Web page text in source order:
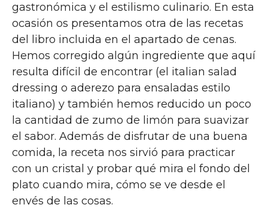
gastronómica y el estilismo culinario. En esta
ocasión os presentamos otra de las recetas
del libro incluida en el apartado de cenas.
Hemos corregido algún ingrediente que aquí
resulta difícil de encontrar (el italian salad
dressing o aderezo para ensaladas estilo
italiano) y también hemos reducido un poco
la cantidad de zumo de limón para suavizar
el sabor. Además de disfrutar de una buena
comida, la receta nos sirvió para practicar
con un cristal y probar qué mira el fondo del
plato cuando mira, cómo se ve desde el
envés de las cosas.